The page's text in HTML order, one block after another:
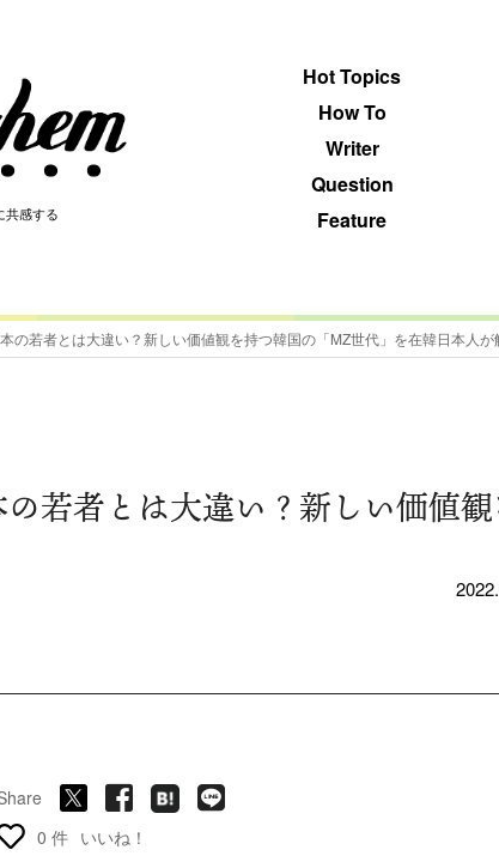
共感する
Hot Topics
How To
Writer
Question
Feature
声に共感する
の若者とは大違い？新しい価値観を持つ韓国の「MZ世代」を在韓日本人が
の若者とは大違い？新しい価値
0 件 いいね！